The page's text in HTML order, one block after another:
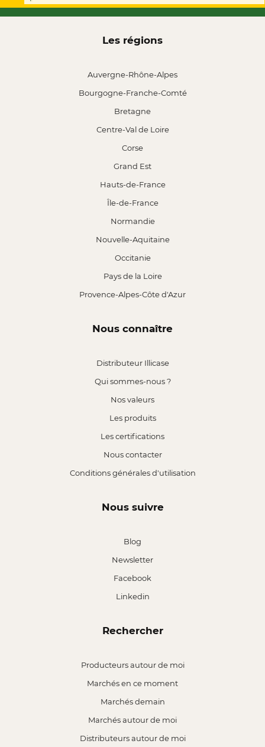
Les régions
Auvergne-Rhône-Alpes
Bourgogne-Franche-Comté
Bretagne
Centre-Val de Loire
Corse
Grand Est
Hauts-de-France
Île-de-France
Normandie
Nouvelle-Aquitaine
Occitanie
Pays de la Loire
Provence-Alpes-Côte d'Azur
Nous connaître
Distributeur Illicase
Qui sommes-nous ?
Nos valeurs
Les produits
Les certifications
Nous contacter
Conditions générales d'utilisation
Nous suivre
Blog
Newsletter
Facebook
Linkedin
Rechercher
Producteurs autour de moi
Marchés en ce moment
Marchés demain
Marchés autour de moi
Distributeurs autour de moi